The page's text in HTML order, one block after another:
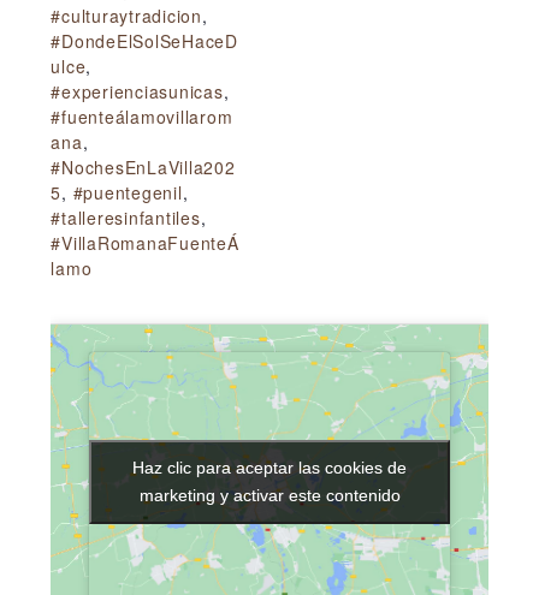
#culturaytradicion,
#DondeElSolSeHaceD
ulce,
#experienciasunicas,
#fuenteálamovillarom
ana,
#NochesEnLaVilla202
5, #puentegenil,
#talleresinfantiles,
#VillaRomanaFuenteÁ
lamo
Haz clic para aceptar las cookies de
marketing y activar este contenido
Haz clic para aceptar las cookies de
marketing y activar este contenido